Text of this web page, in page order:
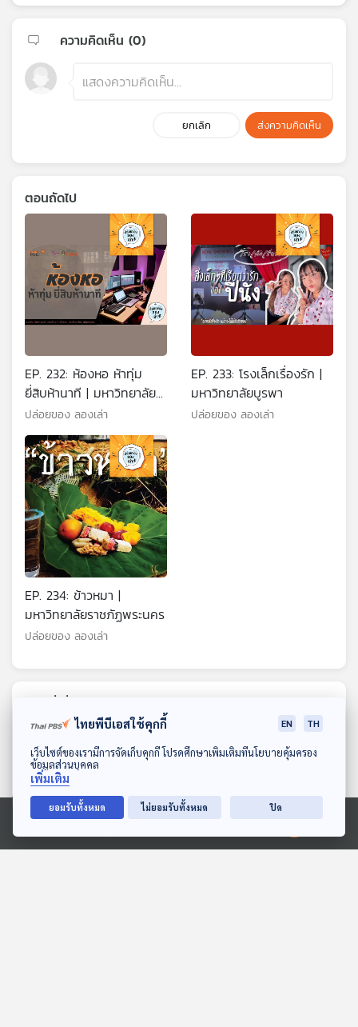
ดาวน์โหลด Thai PBS Podcast Application
Ⓒ 2020 องค์การกระจายเสียงและแพร่ภาพสาธารณะแห่งประเทศไทย
ความคิดเห็น (0)
ยกเลิก ส่งความคิดเห็น
ตอนถัดไป
EP. 232: ห้องหอ ห้าทุ่ม
ยี่สิบห้านาที | มหาวิทยาลัย
ราชภัฏพระนคร
ปล่อยของ ลองเล่า
EP. 233: โรงเล็กเรื่องรัก |
มหาวิทยาลัยบูรพา
ปล่อยของ ลองเล่า
EP. 234: ข้าวหมา |
มหาวิทยาลัยราชภัฏพระนคร
ปล่อยของ ลองเล่า
ตอนที่เกี่ยวข้อง
ไทยพีบีเอสใช้คุกกี้ EN TH
เว็บไซต์ของเรามีการจัดเก็บคุกกี้ โปรดศึกษาเพิ่มเติมที่นโยบายคุ้มครอง
ข้อมูลส่วนบุคคล
เพิ่มเติม
ยอมรับทั้งหมด ไม่ยอมรับทั้งหมด ปิด